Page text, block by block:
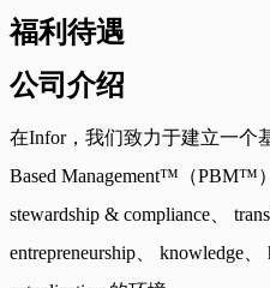
福利待遇
公司介绍
在Infor，我们致力于建立一个
Based Management™（PBM™
stewardship & compliance、
entrepreneurship、 knowledge